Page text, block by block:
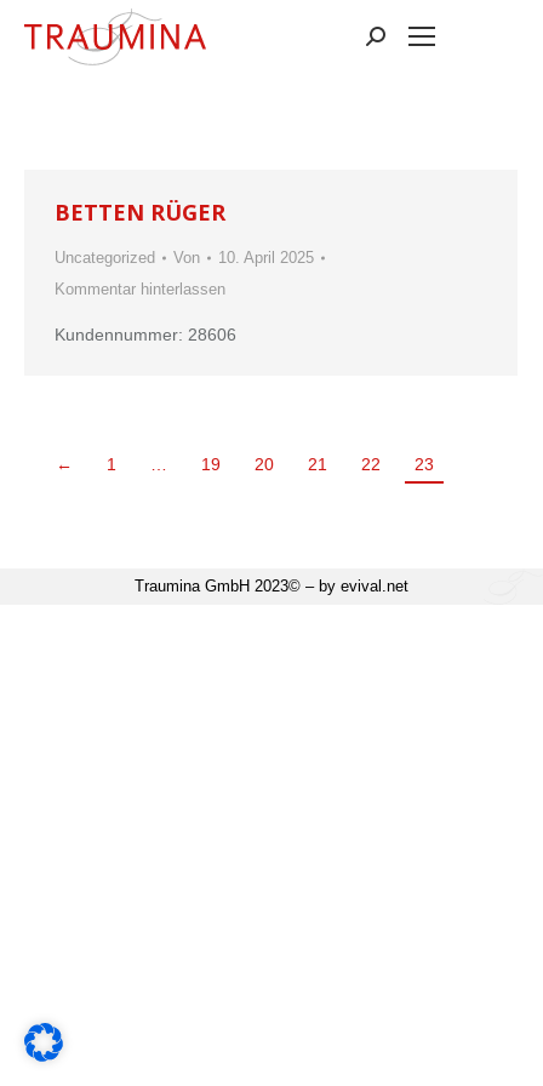
Suchen:
BETTEN RÜGER
Uncategorized Von
10. April 2025
Kommentar hinterlassen
Kun­den­num­mer: 28606
← 1 19 20 21 22 23
Traumina GmbH 2023© – by evival.net